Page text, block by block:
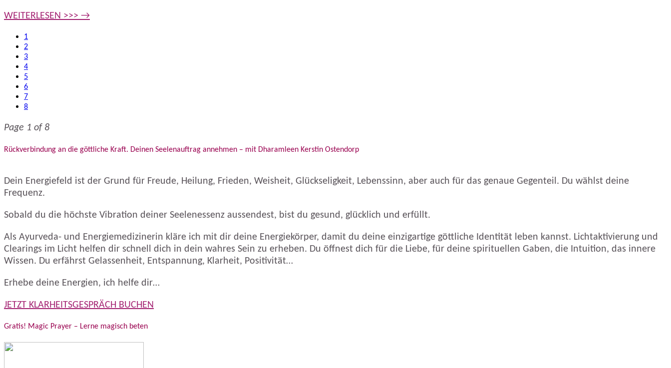
WEITERLESEN >>> →
1
2
3
4
5
6
7
8
Page 1 of 8
Rückverbindung an die göttliche Kraft. Deinen Seelenauftrag annehmen – mit Dharamleen Kerstin Ostendorp
Dein Energiefeld ist der Grund für Freude, Heilung, Frieden, Weisheit, Glückseligkeit, Lebenssinn, aber auch für das genaue Gegenteil. Du wählst deine
Frequenz.
Sobald du die höchste Vibration deiner Seelenessenz aussendest, bist du gesund, glücklich und erfüllt.
Als Ayurveda- und Energiemedizinerin kläre ich mit dir deine Energiekörper, damit du deine einzigartige göttliche Identität leben kannst. Lichtaktivierung und
Clearings im Licht helfen dir schnell dich in dein wahres Sein zu erheben. Du öffnest dich für die Liebe, für deine spirituellen Gaben, die Intuition, das innere
Wissen. Du erfährst Gelassenheit, Entspannung, Klarheit, Positivität…
Erhebe deine Energien, ich helfe dir…
JETZT KLARHEITSGESPRÄCH BUCHEN
Gratis! Magic Prayer – Lerne magisch beten